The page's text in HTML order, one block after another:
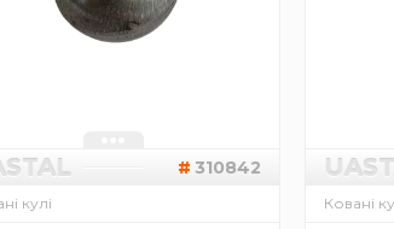
310842
кулі Ковані